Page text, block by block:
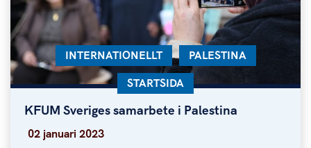
KFUM Sveriges samarbete i Palestina
KFUM Sveriges samarbete i Palestina
KATEGORI:
INTERNATIONELLT KATEGORI:
PALESTINA
KATEGORI:
STARTSIDA
02 januari 2023